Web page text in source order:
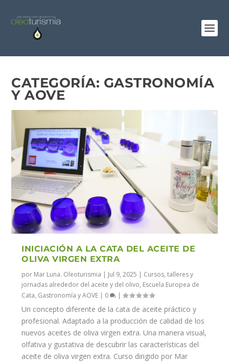
CATEGORÍA: GASTRONOMÍA
Y AOVE
INICIACIÓN A LA CATA DEL ACEITE DE
OLIVA VIRGEN EXTRA
por Mar Luna. Oleoturismia | Jul 9, 2025 | Cursos, talleres y
jornadas alrededor del aceite y del olivo, Escuela Europea de
Cata, Gastronomía y AOVE | 0 |
Un concepto diferente de la cata de aceite práctico y
profesional. Adaptado a la producción de calidad de los
nuevos aceites de oliva virgen extra. Una manera visual,
olfativa y gustativa de descubrir las características del
aceite de oliva virgen extra. Curso dirigido por Mar